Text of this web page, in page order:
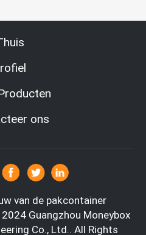
generation Modulair van de het
Moneybox de Techniekco.,
installatiegebied van meer dan
dan 300 personeelsleden.
ons
van de pakcontainer
Guangzhou Moneybox
Co., Ltd.. All Rights